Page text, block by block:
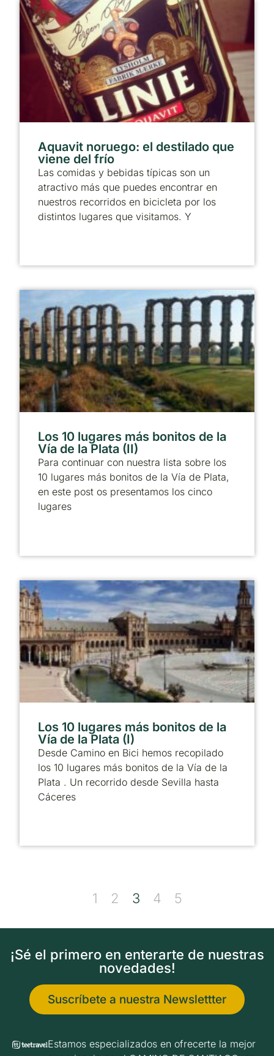
Aquavit noruego: el destilado que
viene del frío
Las comidas y bebidas típicas son un
atractivo más que puedes encontrar en
nuestros recorridos en bicicleta por los
distintos lugares que visitamos. Y
Los 10 lugares más bonitos de la
Vía de la Plata (II)
Para continuar con nuestra lista sobre los
10 lugares más bonitos de la Vía de Plata,
en este post os presentamos los cinco
lugares
Los 10 lugares más bonitos de la
Vía de la Plata (I)
Desde Camino en Bici hemos recopilado
los 10 lugares más bonitos de la Vía de la
Plata . Un recorrido desde Sevilla hasta
Cáceres
1 2 3 4 5
¡Sé el primero en enterarte de nuestras
novedades!
Suscríbete a nuestra Newslettter
Estamos especializados en ofrecerte la mejor